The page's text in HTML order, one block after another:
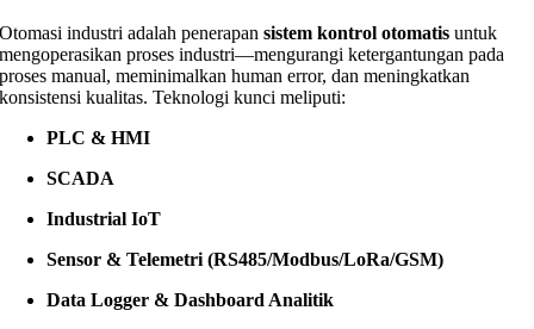
Otomasi industri adalah penerapansistem kontrol otomatis untuk
mengoperasikan proses industri—mengurangi ketergantungan pada
proses manual, meminimalkan human error, dan meningkatkan
konsistensi kualitas. Teknologi kunci meliputi:
PLC & HMI
SCADA
Industrial IoT
Sensor & Telemetri (RS485/Modbus/LoRa/GSM)
Data Logger & Dashboard Analitik